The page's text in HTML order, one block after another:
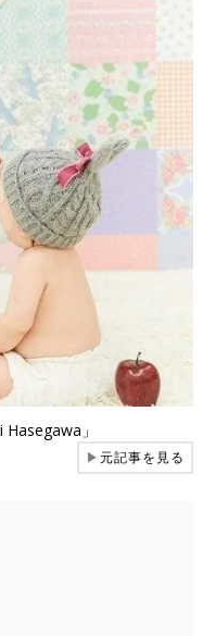
」
▶元記事を見る